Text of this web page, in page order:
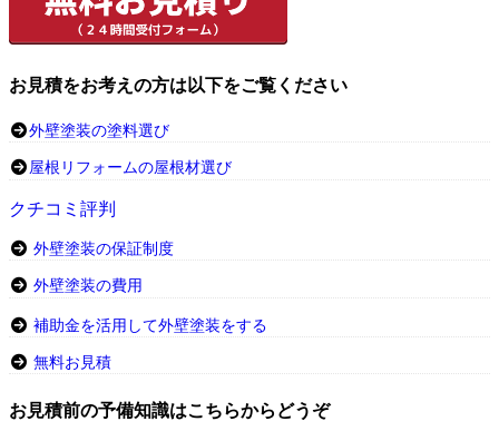
お見積をお考えの方は以下をご覧ください
外壁塗装の塗料選び
屋根リフォームの屋根材選び
クチコミ評判
外壁塗装の保証制度
外壁塗装の費用
補助金を活用して外壁塗装をする
無料お見積
お見積前の予備知識はこちらからどうぞ